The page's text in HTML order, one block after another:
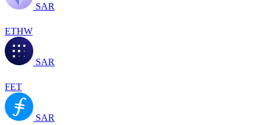
SAR
ETHW
SAR
FET
SAR